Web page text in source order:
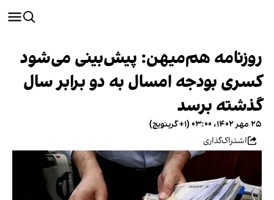
روزنامه هم‌میهن: پیش‌بینی می‌شود
کسری بودجه امسال به دو برابر سال
گذشته برسد
۲۵ مهر ۱۴۰۲، ۰۳:۰۰ (‎+۱ گرینویچ)
اشتراک‌گذاری